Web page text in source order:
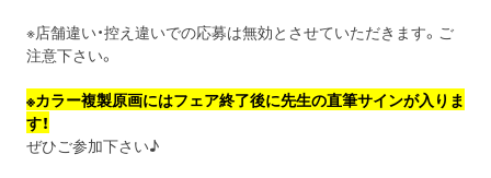
※店舗違い・控え違いでの応募は無効とさせていただきます。ご
注意下さい。
※カラー複製原画にはフェア終了後に先生の直筆サインが入りま
す！
ぜひご参加下さい♪